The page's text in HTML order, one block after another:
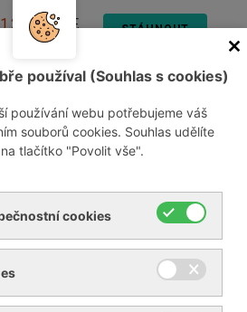
[PDF,
STÁHNOUT
krajem
používal (Souhlas s cookies)
používání webu potřebujeme váš
souborů cookies. Souhlas udělíte
tlačítko "Povolit vše".
cookies